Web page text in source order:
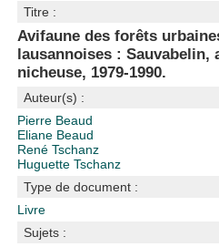
Titre :
Avifaune des forêts
lausannoises : Sauvabelin,
nicheuse, 1979-1990.
Auteur(s) :
Pierre Beaud
Eliane Beaud
René Tschanz
Huguette Tschanz
Type de document :
Livre
Sujets :